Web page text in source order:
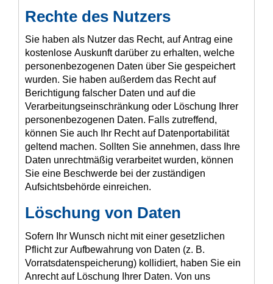
Rechte des Nutzers
Sie haben als Nutzer das Recht, auf Antrag eine
kostenlose Auskunft darüber zu erhalten, welche
personenbezogenen Daten über Sie gespeichert
wurden. Sie haben außerdem das Recht auf
Berichtigung falscher Daten und auf die
Verarbeitungseinschränkung oder Löschung Ihrer
personenbezogenen Daten. Falls zutreffend,
können Sie auch Ihr Recht auf Datenportabilität
geltend machen. Sollten Sie annehmen, dass Ihre
Daten unrechtmäßig verarbeitet wurden, können
Sie eine Beschwerde bei der zuständigen
Aufsichtsbehörde einreichen.
Löschung von Daten
Sofern Ihr Wunsch nicht mit einer gesetzlichen
Pflicht zur Aufbewahrung von Daten (z. B.
Vorratsdatenspeicherung) kollidiert, haben Sie ein
Anrecht auf Löschung Ihrer Daten. Von uns